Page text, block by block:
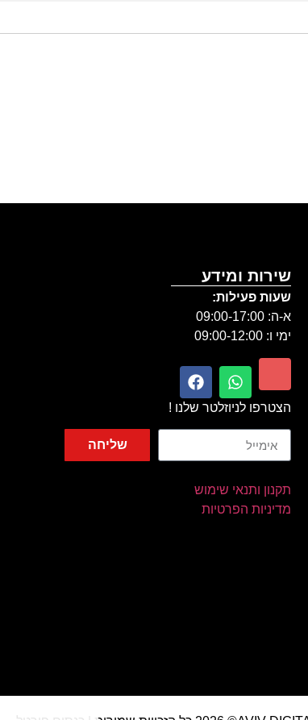
שירות ומידע
שעות פעילות:
א-ה: 09:00-17:00
ימי ו: 09:00-12:00
הצטרפו לניוזלטר שלנו !
שליחה
תקנון ותנאי שימוש
מדיניות הפרטיות